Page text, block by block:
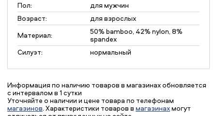
Пол:
для мужчин
Возраст:
для взрослых
Материал:
50% bamboo, 42% nylon, 8%
spandex
Силуэт:
нормальный
Информация по наличию товаров в магазинах обновляется
с интервалом в 1 сутки
Уточняйте о наличии и цене товара по телефонам
магазинов. Характеристики товаров в магазинахмогут